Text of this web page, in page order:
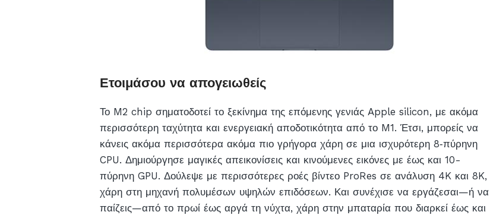
Ετοιμάσου να απογειωθείς
Το M2 chip σηματοδοτεί το ξεκίνημα της επόμενης γενιάς Apple silicon, με ακόμα
περισσότερη ταχύτητα και ενεργειακή αποδοτικότητα από το M1. Έτσι, μπορείς να
κάνεις ακόμα περισσότερα ακόμα πιο γρήγορα χάρη σε μια ισχυρότερη 8‑πύρηνη
CPU. Δημιούργησε μαγικές απεικονίσεις και κινούμενες εικόνες με έως και 10-
πύρηνη GPU. Δούλεψε με περισσότερες ροές βίντεο ProRes σε ανάλυση 4K και 8K,
χάρη στη μηχανή πολυμέσων υψηλών επιδόσεων. Και συνέχισε να εργάζεσαι—ή να
παίζεις—από το πρωί έως αργά τη νύχτα, χάρη στην μπαταρία που διαρκεί έως και